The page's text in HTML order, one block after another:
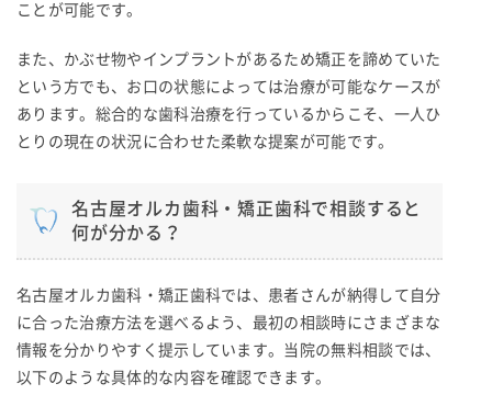
ことが可能です。
また、かぶせ物やインプラントがあるため矯正を諦めていた
という方でも、お口の状態によっては治療が可能なケースが
あります。総合的な歯科治療を行っているからこそ、一人ひ
とりの現在の状況に合わせた柔軟な提案が可能です。
名古屋オルカ歯科・矯正歯科で相談すると
何が分かる？
名古屋オルカ歯科・矯正歯科では、患者さんが納得して自分
に合った治療方法を選べるよう、最初の相談時にさまざまな
情報を分かりやすく提示しています。当院の無料相談では、
以下のような具体的な内容を確認できます。